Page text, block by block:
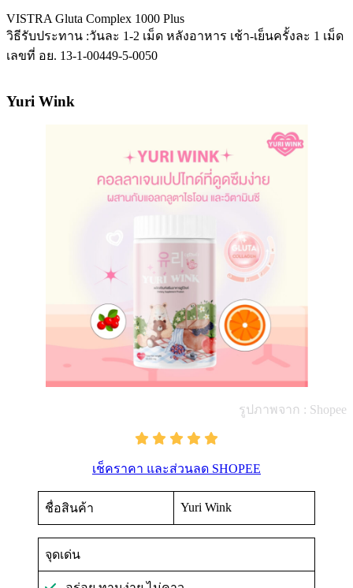
VISTRA Gluta Complex 1000 Plus
วิธีรับประทาน :วันละ 1-2 เม็ด หลังอาหาร เช้า-เย็นครั้งละ 1 เม็ด
เลขที่ อย. 13-1-00449-5-0050
Yuri Wink
รูปภาพจาก : Shopee
เช็คราคา และส่วนลด SHOPEE
ชื่อสินค้า Yuri Wink
จุดเด่น